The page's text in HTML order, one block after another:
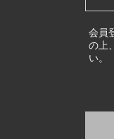
会員
の上
い。